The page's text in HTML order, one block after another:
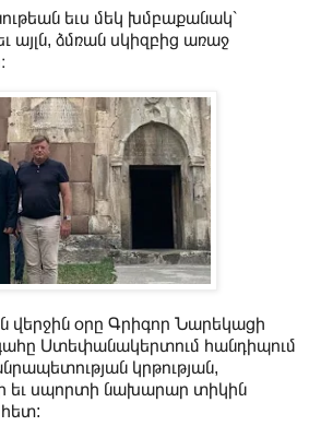
եւս մեկ խմբաքանակ՝
այլն, ձմռան սկիզբից առաջ
վերջին օրը Գրիգոր Նարեկացի
Ստեփանակերտում հանդիպում
կրթության,
եւ սպորտի նախարար տիկին